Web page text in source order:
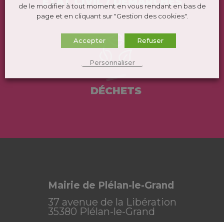
DÉCHETS
Mairie de Plélan-le-Grand
37 avenue de la Libération
35380 Plélan-le-Grand
de le modifier à tout moment en vous rendant en bas de
page et en cliquant sur "Gestion des cookies".
Accepter Refuser
Personnaliser